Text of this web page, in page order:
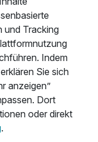
eigenem Duschbad
erhält jeder Gast
WLAN surfen. Die
komfortabel
einen eigenen
Im
reichhaltiges
und gönnen Sie
Es befindet sich
und Tracking
Indem
Sie sich
anzeigen”
Dort
oder direkt
.